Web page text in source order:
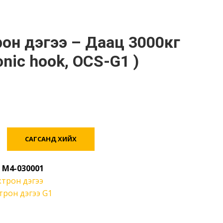
hook, OCS-G1 )
САГСАНД ХИЙХ
M4-030001
дэгээ
дэгээ G1